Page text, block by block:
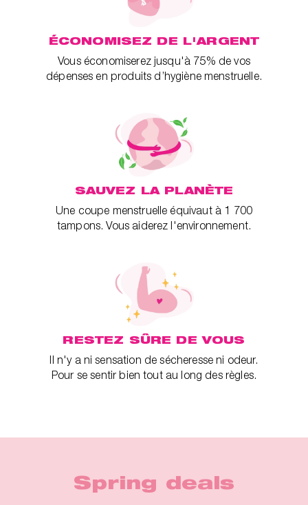
ÉCONOMISEZ DE L'ARGENT
Vous économiserez jusqu'à 75% de vos
dépenses en produits d’hygiène menstruelle.
SAUVEZ LA PLANÈTE
Une coupe menstruelle équivaut à 1 700
tampons. Vous aiderez l'environnement.
RESTEZ SÛRE DE VOUS
Il n'y a ni sensation de sécheresse ni odeur.
Pour se sentir bien tout au long des règles.
Spring deals